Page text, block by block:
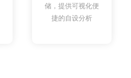
储，提供可视化便
捷的自设分析